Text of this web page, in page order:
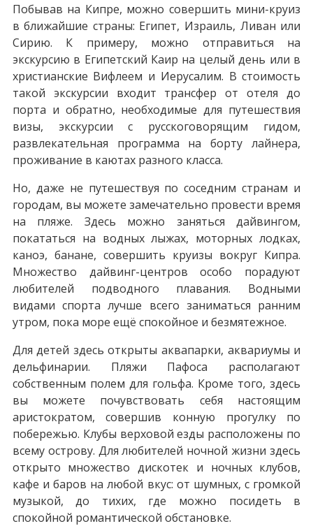
Побывав на Кипре, можно совершить мини-круиз
в ближайшие страны: Египет, Израиль, Ливан или
Сирию. К примеру, можно отправиться на
экскурсию в Египетский Каир на целый день или в
христианские Вифлеем и Иерусалим. В стоимость
такой экскурсии входит трансфер от отеля до
порта и обратно, необходимые для путешествия
визы, экскурсии с русскоговорящим гидом,
развлекательная программа на борту лайнера,
проживание в каютах разного класса.
Но, даже не путешествуя по соседним странам и
городам, вы можете замечательно провести время
на пляже. Здесь можно заняться дайвингом,
покататься на водных лыжах, моторных лодках,
каноэ, банане, совершить круизы вокруг Кипра.
Множество дайвинг-центров особо порадуют
любителей подводного плавания. Водными
видами спорта лучше всего заниматься ранним
утром, пока море ещё спокойное и безмятежное.
Для детей здесь открыты аквапарки, аквариумы и
дельфинарии. Пляжи Пафоса располагают
собственным полем для гольфа. Кроме того, здесь
вы можете почувствовать себя настоящим
аристократом, совершив конную прогулку по
побережью. Клубы верховой езды расположены по
всему острову. Для любителей ночной жизни здесь
открыто множество дискотек и ночных клубов,
кафе и баров на любой вкус: от шумных, с громкой
музыкой, до тихих, где можно посидеть в
спокойной романтической обстановке.